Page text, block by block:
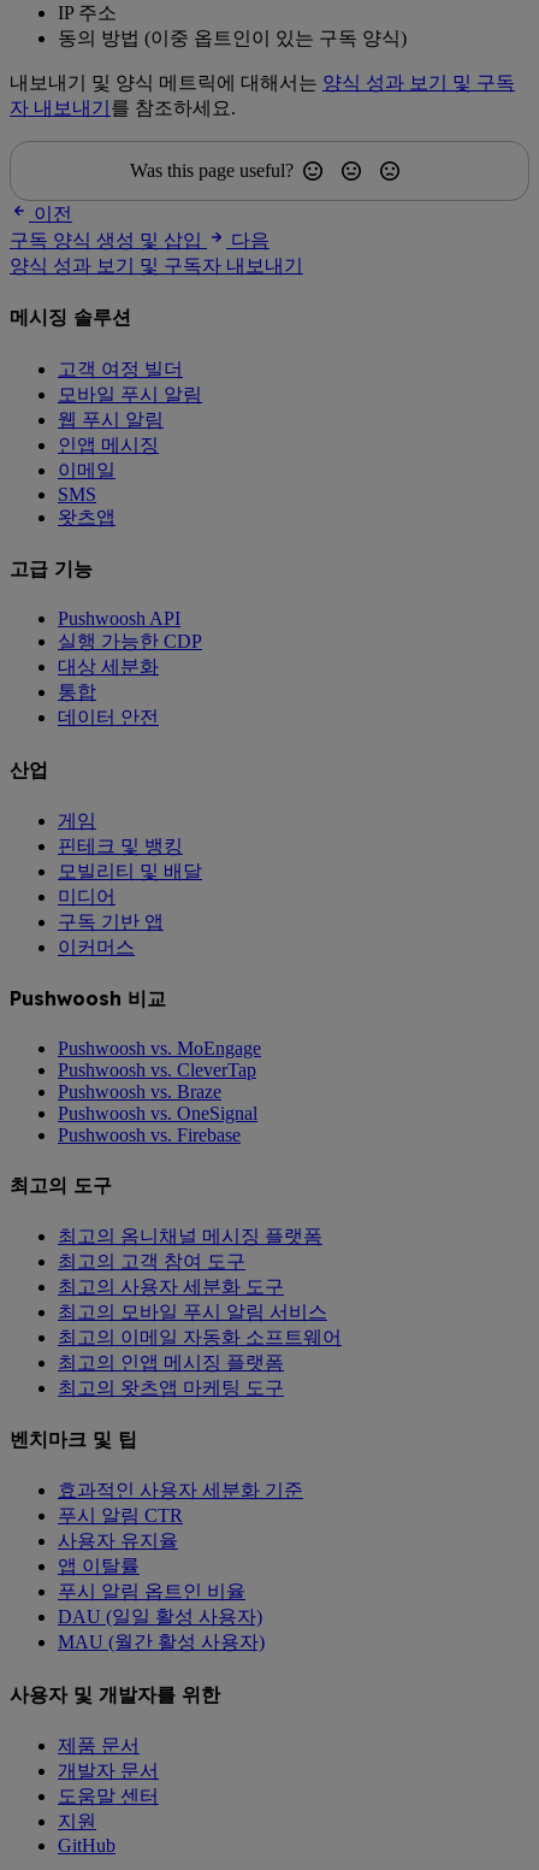
IP 주소
동의 방법 (이중 옵트인이 있는 구독 양식)
내보내기 및 양식 메트릭에 대해서는 양식 성과 보기 및 구독
자 내보내기 를 참조하세요.
Was this page useful?
이전
구독 양식 생성 및 삽입
다음
양식 성과 보기 및 구독자 내보내기
메시징 솔루션
고객 여정 빌더
모바일 푸시 알림
웹 푸시 알림
인앱 메시징
이메일
SMS
왓츠앱
고급 기능
Pushwoosh API
실행 가능한 CDP
대상 세분화
통합
데이터 안전
산업
게임
핀테크 및 뱅킹
모빌리티 및 배달
미디어
구독 기반 앱
이커머스
Pushwoosh 비교
Pushwoosh vs. MoEngage
Pushwoosh vs. CleverTap
Pushwoosh vs. Braze
Pushwoosh vs. OneSignal
Pushwoosh vs. Firebase
최고의 도구
최고의 옴니채널 메시징 플랫폼
최고의 고객 참여 도구
최고의 사용자 세분화 도구
최고의 모바일 푸시 알림 서비스
최고의 이메일 자동화 소프트웨어
최고의 인앱 메시징 플랫폼
최고의 왓츠앱 마케팅 도구
벤치마크 및 팁
효과적인 사용자 세분화 기준
푸시 알림 CTR
사용자 유지율
앱 이탈률
푸시 알림 옵트인 비율
DAU (일일 활성 사용자)
MAU (월간 활성 사용자)
사용자 및 개발자를 위한
제품 문서
개발자 문서
도움말 센터
지원
GitHub